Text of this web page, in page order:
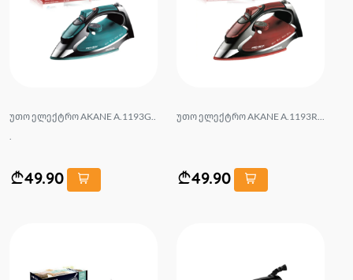
უთო ელექტრო AKANE A.1193G..
.
49.90
უთო ელექტრო AKANE A.1193R...
49.90